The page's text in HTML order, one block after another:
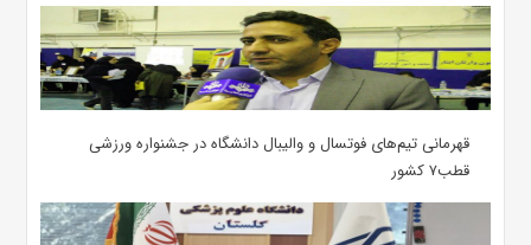
قهرمانی تیم‌های فوتسال و والیبال دانشگاه در جشنواره ورزشی
قطب۷ کشور